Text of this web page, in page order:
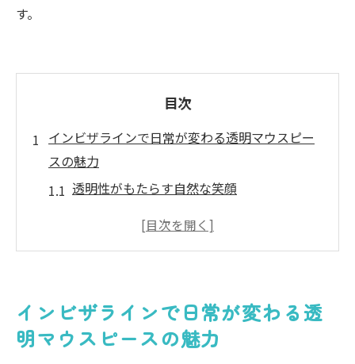
す。
目次
インビザラインで日常が変わる透明マウスピー
スの魅力
透明性がもたらす自然な笑顔
インビザラインの快適さと機能性
インビザラインを選ぶ理由
透明マウスピースがもたらすインビザラインの
インビザラインで日常が変わる透
明マウスピースの魅力